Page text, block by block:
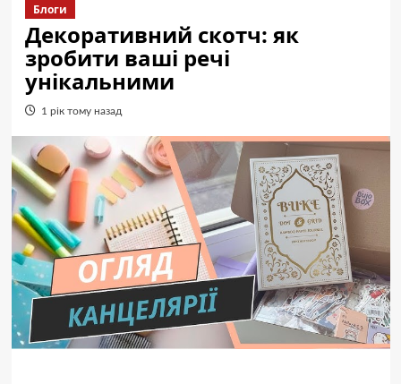
Блоги
Декоративний скотч: як
зробити ваші речі
унікальними
1 рік тому назад